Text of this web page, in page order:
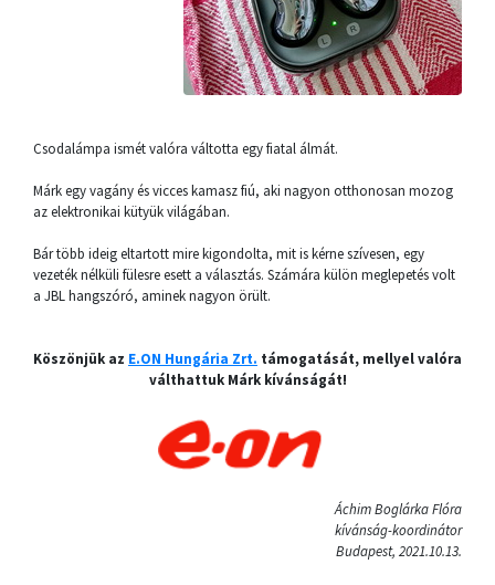
Csodalámpa ismét valóra váltotta egy fiatal álmát.
Márk egy vagány és vicces kamasz fiú, aki nagyon otthonosan mozog
az elektronikai kütyük világában.
Bár több ideig eltartott mire kigondolta, mit is kérne szívesen, egy
vezeték nélküli fülesre esett a választás. Számára külön meglepetés volt
a JBL hangszóró, aminek nagyon örült.
Köszönjük az E.ON Hungária Zrt. támogatását, mellyel valóra
válthattuk Márk kívánságát!
Áchim Boglárka Flóra
kívánság-koordinátor
Budapest, 2021.10.13.